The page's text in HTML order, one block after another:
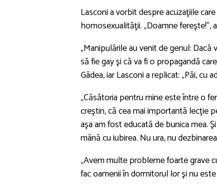
Lasconi a vorbit despre acuzaţiile
homosexualităţii. „Doamne fereşte!”,
„Manipulările au venit de genul:
să fie gay şi că va fi o propagandă
Gâdea, iar Lasconi a replicat: „Păi, cu
„Căsătoria pentru mine este între o
creştin, că cea mai importantă lecţie
aşa am fost educată de bunica mea.
mână cu iubirea. Nu ura, nu
„Avem multe probleme foarte grave
fac oamenii în dormitorul lor şi nu